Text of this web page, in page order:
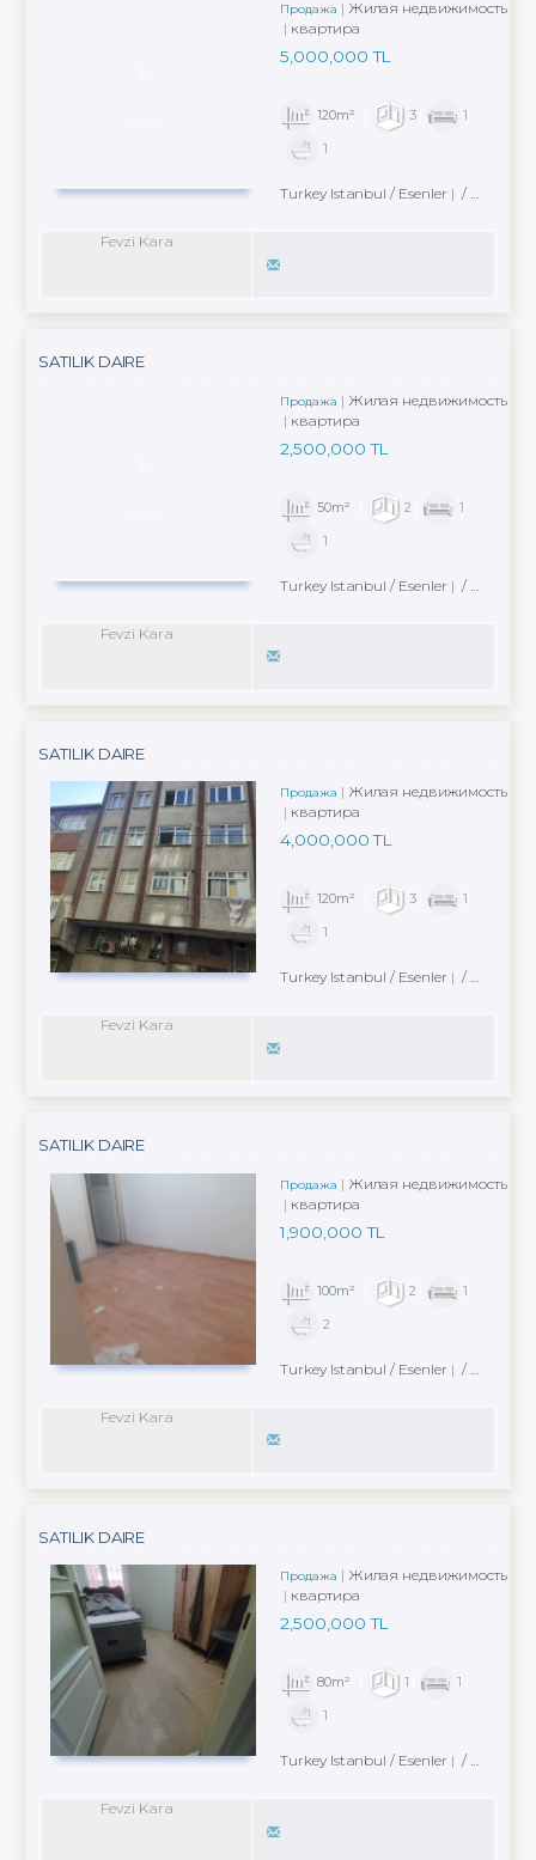
Продажа
Жилая недвижимость
квартира
5,000,000 TL
120m² 3
1
1
Turkey Istanbul / Esenler / Fevzi Çakmak Mah.
Fevzi Kara
SATILIK DAIRE
Продажа
Жилая недвижимость
квартира
2,500,000 TL
50m² 2
1
1
Turkey Istanbul / Esenler / Kemer Mah.
Fevzi Kara
SATILIK DAIRE
Продажа
Жилая недвижимость
квартира
4,000,000 TL
120m² 3
1
1
Turkey Istanbul / Esenler / Fevzi Çakmak Mah.
Fevzi Kara
SATILIK DAIRE
Продажа
Жилая недвижимость
квартира
1,900,000 TL
100m² 2
1
2
Turkey Istanbul / Esenler / Fevzi Çakmak Mah.
Fevzi Kara
SATILIK DAIRE
Продажа
Жилая недвижимость
квартира
2,500,000 TL
80m² 1
1
1
Turkey Istanbul / Esenler / Nine Hatun Mah.
Fevzi Kara